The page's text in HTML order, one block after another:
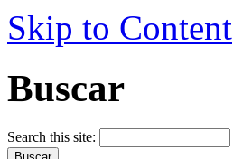
Skip to Content
Buscar
Search this site: